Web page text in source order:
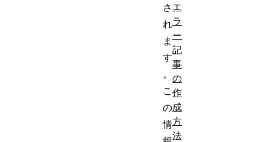
さ
れ
ま
す
。
こ
の
情
エ
ラ
ー
記
事
の
作
成
方
法